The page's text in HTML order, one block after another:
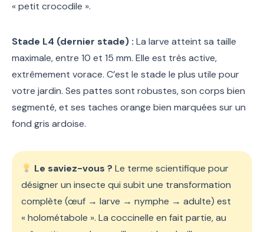
« petit crocodile ».
Stade L4 (dernier stade) : La larve atteint sa taille
maximale, entre 10 et 15 mm. Elle est très active,
extrêmement vorace. C’est le stade le plus utile pour
votre jardin. Ses pattes sont robustes, son corps bien
segmenté, et ses taches orange bien marquées sur un
fond gris ardoise.
Le saviez-vous ? Le terme scientifique pour
désigner un insecte qui subit une transformation
complète (œuf → larve → nymphe → adulte) est
« holométabole ». La coccinelle en fait partie, au